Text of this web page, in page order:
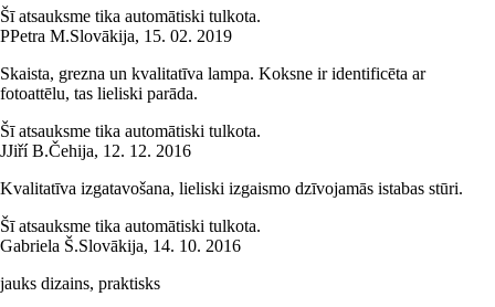
Šī atsauksme tika automātiski tulkota.
PPetra M.Slovākija, 15. 02. 2019
Skaista, grezna un kvalitatīva lampa. Koksne ir identificēta ar
fotoattēlu, tas lieliski parāda.
Šī atsauksme tika automātiski tulkota.
JJiří B.Čehija, 12. 12. 2016
Kvalitatīva izgatavošana, lieliski izgaismo dzīvojamās istabas stūri.
Šī atsauksme tika automātiski tulkota.
Gabriela Š.Slovākija, 14. 10. 2016
jauks dizains, praktisks